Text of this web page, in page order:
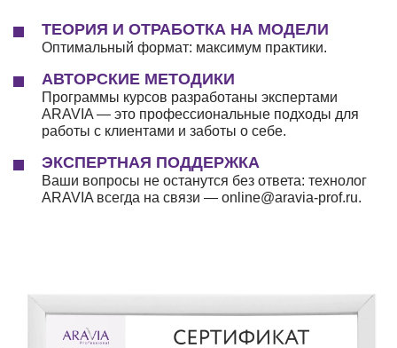
ТЕОРИЯ И ОТРАБОТКА НА МОДЕЛИ
Оптимальный формат: максимум практики.
АВТОРСКИЕ МЕТОДИКИ
Программы курсов разработаны экспертами
ARAVIA — это профессиональные подходы для
работы с клиентами и заботы о себе.
ЭКСПЕРТНАЯ ПОДДЕРЖКА
Ваши вопросы не останутся без ответа: технолог
ARAVIA всегда на связи — online@aravia-prof.ru.